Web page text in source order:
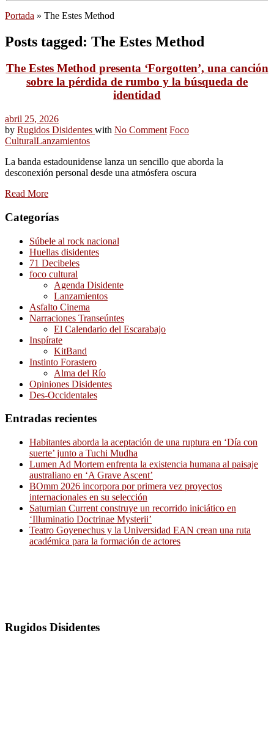
Portada » The Estes Method
Posts tagged: The Estes Method
The Estes Method presenta ‘Forgotten’, una canción
sobre la pérdida de rumbo y la búsqueda de
identidad
abril 25, 2026
by Rugidos Disidentes with No Comment Foco
CulturalLanzamientos
La banda estadounidense lanza un sencillo que aborda la
desconexión personal desde una atmósfera oscura
Read More
Categorías
Súbele al rock nacional
Huellas disidentes
71 Decibeles
foco cultural
Agenda Disidente
Lanzamientos
Asfalto Cinema
Narraciones Transeúntes
El Calendario del Escarabajo
Inspírate
KitBand
Instinto Forastero
Alma del Río
Opiniones Disidentes
Des-Occidentales
Entradas recientes
Habitantes aborda la aceptación de una ruptura en ‘Día con
suerte’ junto a Tuchi Mudha
Lumen Ad Mortem enfrenta la existencia humana al paisaje
australiano en ‘A Grave Ascent’
BOmm 2026 incorpora por primera vez proyectos
internacionales en su selección
Saturnian Current construye un recorrido iniciático en
‘Illuminatio Doctrinae Mysterii’
Teatro Goyenechus y la Universidad EAN crean una ruta
académica para la formación de actores
Rugidos Disidentes